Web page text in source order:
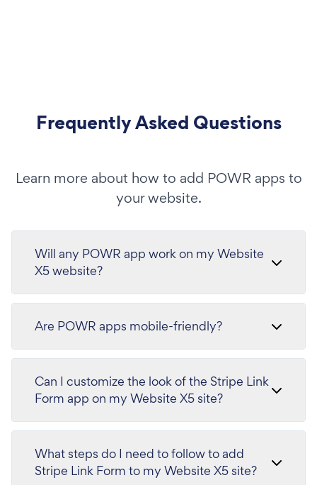
Frequently Asked Questions
Learn more about how to add POWR apps to
your website.
Will any POWR app work on my Website
X5 website?
Are POWR apps mobile-friendly?
Can I customize the look of the Stripe Link
Form app on my Website X5 site?
What steps do I need to follow to add
Stripe Link Form to my Website X5 site?